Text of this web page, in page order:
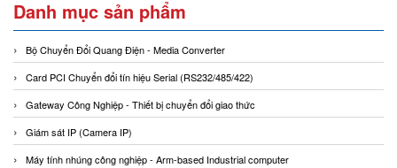
Danh mục sản phẩm
Bộ Chuyển Đổi Quang Điện - Media Converter
Card PCI Chuyển đổi tín hiệu Serial (RS232/485/422)
Gateway Công Nghiệp - Thiết bị chuyển đổi giao thức
Giám sát IP (Camera IP)
Máy tính nhúng công nghiệp - Arm-based Industrial computer